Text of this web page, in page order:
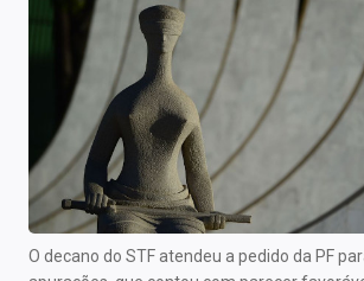
Comprar ou vender?
Carteiras Recomendadas
Central de Dividendos
Central de Fundos Imobiliários
Central dos IPOs
O decano do STF atendeu a pedido da PF